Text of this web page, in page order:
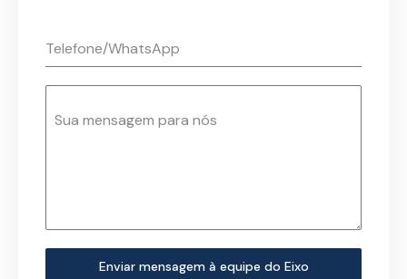
Telefone/WhatsApp
Sua mensagem para nós
Enviar mensagem à equipe do Eixo